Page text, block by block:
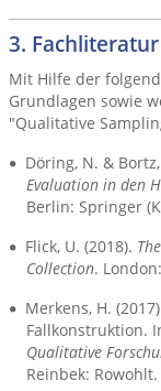
3.
Mit Hilfe der
Grundlagen sowie
"Qualitative
Döring, N. & Bortz,
Evaluation in den
Berlin: Springer
Flick, U. (2018).
Collection.
Merkens, H.
Fallkonstruktion.
Qualitative
Reinbek: Rowohlt.